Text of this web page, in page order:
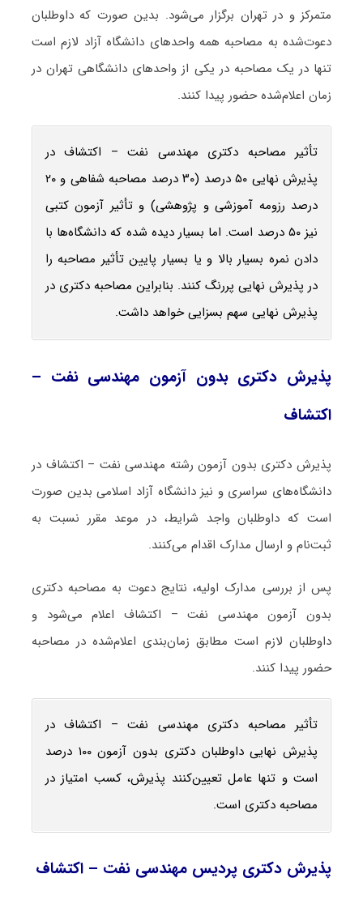
متمرکز و در تهران برگزار می‌شود. بدین صورت که داوطلبان
دعوت‌شده به مصاحبه همه واحدهای دانشگاه آزاد لازم است
تنها در یک مصاحبه در یکی از واحدهای دانشگاهی تهران در
زمان اعلام‌شده حضور پیدا کنند.
تأثیر مصاحبه دکتری مهندسی نفت – اکتشاف در
پذیرش نهایی ۵۰ درصد (۳۰ درصد مصاحبه شفاهی و ۲۰
درصد رزومه آموزشی و پژوهشی) و تأثیر آزمون کتبی
نیز ۵۰ درصد است. اما بسیار دیده شده که دانشگاه‌ها با
دادن نمره بسیار بالا و یا بسیار پایین تأثیر مصاحبه را
در پذیرش نهایی پررنگ کنند. بنابراین مصاحبه دکتری در
پذیرش نهایی سهم بسزایی خواهد داشت.
پذیرش دکتری بدون آزمون مهندسی نفت –
اکتشاف
پذیرش دکتری بدون آزمون رشته مهندسی نفت – اکتشاف در
دانشگاه‌های سراسری و نیز دانشگاه آزاد اسلامی بدین صورت
است که داوطلبان واجد شرایط، در موعد مقرر نسبت به
ثبت‌نام و ارسال مدارک اقدام می‌کنند.
پس از بررسی مدارک اولیه، نتایج دعوت به مصاحبه دکتری
بدون آزمون مهندسی نفت – اکتشاف اعلام می‌شود و
داوطلبان لازم است مطابق زمان‌بندی اعلام‌شده در مصاحبه
حضور پیدا کنند.
تأثیر مصاحبه دکتری مهندسی نفت – اکتشاف در
پذیرش نهایی داوطلبان دکتری بدون آزمون ۱۰۰ درصد
است و تنها عامل تعیین‌کنند پذیرش، کسب امتیاز در
مصاحبه دکتری است.
پذیرش دکتری پردیس مهندسی نفت – اکتشاف